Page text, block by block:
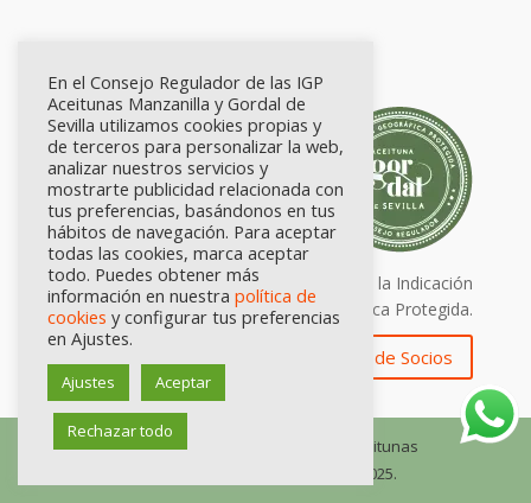
Calidad certificada por Origen. Sellos de la Indicación
Geográfica Protegida.
Zona de Socios
© Consejo Regulador de las IGP Aceitunas
Manzanilla y Gordal de Sevilla, 2025.
En el Consejo Regulador de las IGP
Aceitunas Manzanilla y Gordal de
Sevilla utilizamos cookies propias y
de terceros para personalizar la web,
analizar nuestros servicios y
mostrarte publicidad relacionada con
tus preferencias, basándonos en tus
hábitos de navegación. Para aceptar
todas las cookies, marca aceptar
todo. Puedes obtener más
información en nuestra política de
cookies y configurar tus preferencias
en Ajustes.
Ajustes Aceptar
Rechazar todo